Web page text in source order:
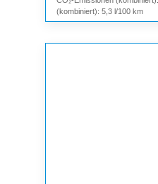
(kombiniert): 5,3 l/100 km